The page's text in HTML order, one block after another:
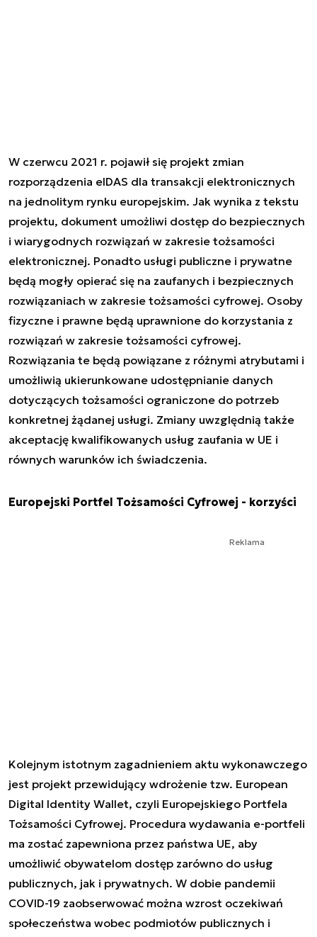
W czerwcu 2021 r. pojawił się projekt zmian
rozporządzenia eIDAS dla transakcji elektronicznych
na jednolitym rynku europejskim. Jak wynika z tekstu
projektu, dokument umożliwi dostęp do bezpiecznych
i wiarygodnych rozwiązań w zakresie tożsamości
elektronicznej. Ponadto usługi publiczne i prywatne
będą mogły opierać się na zaufanych i bezpiecznych
rozwiązaniach w zakresie tożsamości cyfrowej. Osoby
fizyczne i prawne będą uprawnione do korzystania z
rozwiązań w zakresie tożsamości cyfrowej.
Rozwiązania te będą powiązane z różnymi atrybutami i
umożliwią ukierunkowane udostępnianie danych
dotyczących tożsamości ograniczone do potrzeb
konkretnej żądanej usługi. Zmiany uwzględnią także
akceptację kwalifikowanych usług zaufania w UE i
równych warunków ich świadczenia.
Europejski Portfel Tożsamości Cyfrowej - korzyści
Reklama
Kolejnym istotnym zagadnieniem aktu wykonawczego
jest projekt przewidujący wdrożenie tzw. European
Digital Identity Wallet, czyli Europejskiego Portfela
Tożsamości Cyfrowej. Procedura wydawania e-portfeli
ma zostać zapewniona przez państwa UE, aby
umożliwić obywatelom dostęp zarówno do usług
publicznych, jak i prywatnych. W dobie pandemii
COVID-19 zaobserwować można wzrost oczekiwań
społeczeństwa wobec podmiotów publicznych i